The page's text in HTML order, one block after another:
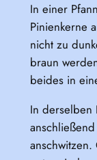
In einer
Pinienkerne
nicht zu
braun
beides in
In derselben
anschwitzen.